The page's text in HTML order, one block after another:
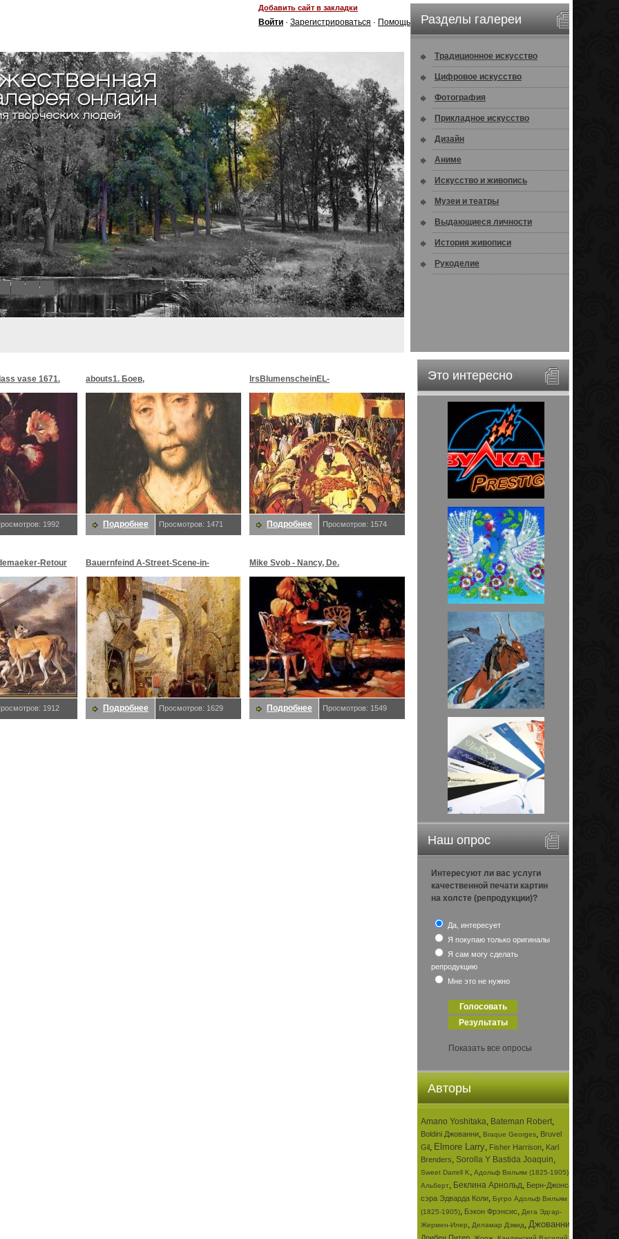
Добавить сайт в закладки
Войти · Зарегистрироваться · Помощь
8
Разделы галереи
Традиционное искусство
Цифровое искусство
Фотография
Прикладное искусство
Дизайн
Аниме
Искусство и живопись
Музеи и театры
Выдающиеся личности
История живописи
Рукоделие
Это интересно
Наш опрос
Интересуют ли вас услуги
качественной печати картин
на холсте (репродукции)?
Да, интересует
Я покупаю только оригиналы
Я сам могу сделать
репродукцию
Мне это не нужно
Показать все опросы
Авторы
Amano Yoshitaka, Bateman Robert,
Boldini Джованни, Braque Georges, Bruvel
Gil, Elmore Larry, Fisher Harrison, Karl
Brenders, Sorolla Y Bastida Joaquin,
Sweet Darrell K, Адольф Вильям (1825-1905)
Альберт, Беклина Арнольд, Берн-Джонса
сэра Эдварда Коли, Бугро Адольф Вильям
(1825-1905), Бэкон Фрэнсис, Дега Эдгар-
Жермен-Илер, Деламар Дэвид, Джованни
vase 1671.
1992
abouts1. Боев,
Подробнее Просмотров: 1471
lrsBlumenscheinEL-
MoonMorningstar&EveStar.
Blumenschein,
Подробнее Просмотров: 1574
Retour
1912
Bauernfeind A-Street-Scene-in-
Jerusalem-sj. Bauernfeind,
Подробнее Просмотров: 1629
Mike Svob - Nancy, De.
Подробнее Просмотров: 1549